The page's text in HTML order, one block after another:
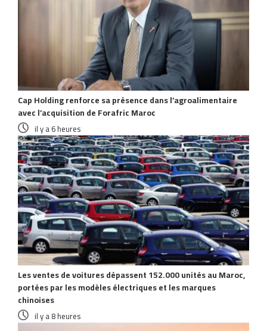
Cap Holding renforce sa présence dans l’agroalimentaire
avec l’acquisition de Forafric Maroc
il y a 6 heures
Les ventes de voitures dépassent 152.000 unités au Maroc,
portées par les modèles électriques et les marques
chinoises
il y a 8 heures